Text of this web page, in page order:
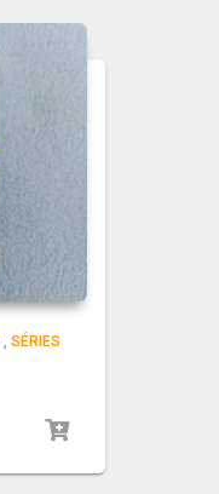
, SÉRIES